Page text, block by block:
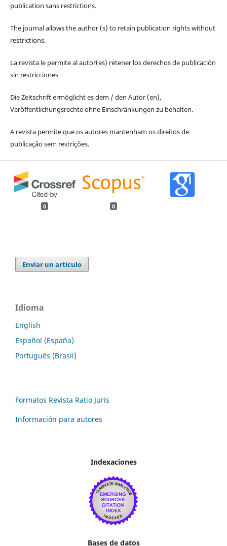
publication sans restrictions.
The journal allows the author (s) to retain publication rights without
restrictions.
La revista le permite al autor(es) retener los derechos de publicación
sin restricciones
Die Zeitschrift ermöglicht es dem / den Autor (en),
Veröffentlichungsrechte ohne Einschränkungen zu behalten.
A revista permite que os autores mantenham os direitos de
publicação sem restrições.
0 0
Enviar un artículo
Idioma
English
Español (España)
Português (Brasil)
Formatos Revista Ratio Juris
Información para autores
Indexaciones
Bases de datos